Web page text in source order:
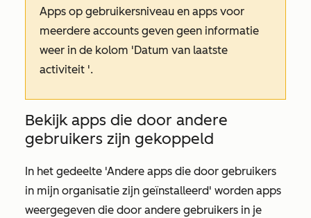
Apps op gebruikersniveau en apps voor
meerdere accounts geven geen informatie
weer in de kolom 'Datum van laatste
activiteit '.
Bekijk apps die door andere
gebruikers zijn gekoppeld
In het gedeelte 'Andere apps die door gebruikers
in mijn organisatie zijn geïnstalleerd' worden apps
weergegeven die door andere gebruikers in je